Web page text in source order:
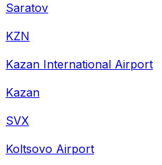
Saratov
KZN
Kazan International Airport
Kazan
SVX
Koltsovo Airport